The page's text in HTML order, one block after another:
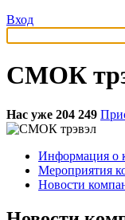
Вход
СМОК
Нас уже 204 249
Информация о
Мероприятия
Новости